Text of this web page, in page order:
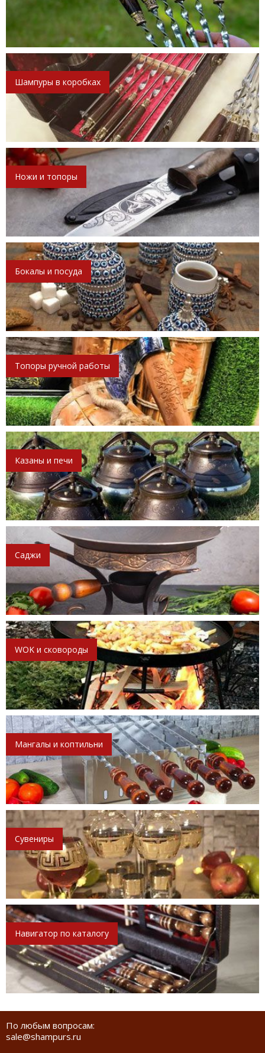
Шампуры в коробках
Ножи и топоры
Бокалы и посуда
Топоры ручной работы
Казаны и печи
Саджи
WOK и сковороды
Мангалы и коптильни
Сувениры
Навигатор по каталогу
По любым вопросам:
sale@shampurs.ru